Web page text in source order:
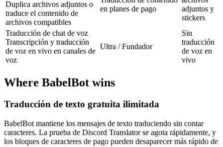
Duplica archivos adjuntos o
traduce el contenido de
archivos compatibles
en planes de pago
adjuntos y
stickers
Traducción de chat de voz
Transcripción y traducción
de voz en vivo en canales de
voz
Ultra / Fundador
Sin
traducción
de voz en
vivo
Where BabelBot wins
Traducción de texto gratuita ilimitada
BabelBot mantiene los mensajes de texto traduciendo sin contar
caracteres. La prueba de Discord Translator se agota rápidamente, y
los bloques de caracteres de pago pueden desaparecer más rápido de